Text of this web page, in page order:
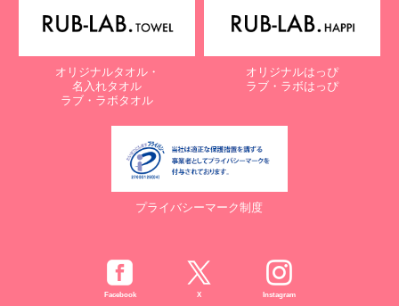
オリジナルタオル・
名入れタオル
ラブ・ラボタオル
オリジナルはっぴ
ラブ・ラボはっぴ
プライバシーマーク制度
Facebook X Instagram